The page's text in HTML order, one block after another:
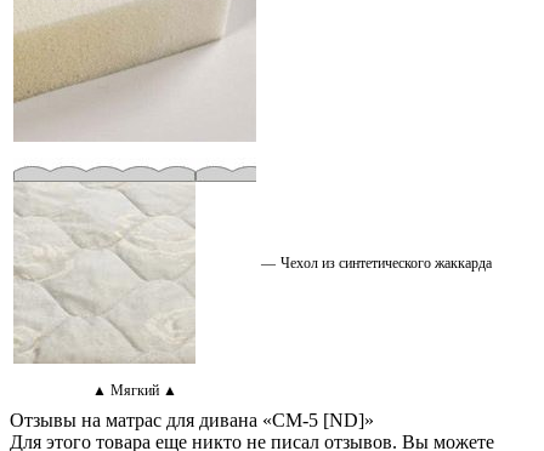
— Чехол из синтетического жаккарда
▲ Мягкий ▲
Отзывы на матрас для дивана «СМ-5 [ND]»
Для этого товара еще никто не писал отзывов. Вы можете